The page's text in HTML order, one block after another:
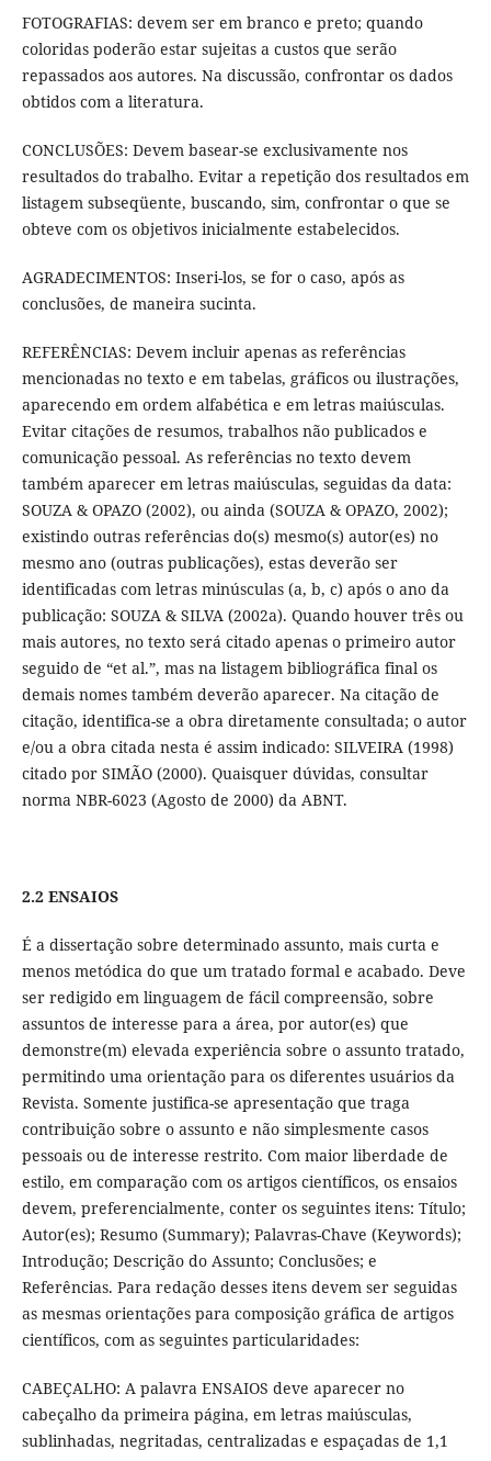
FOTOGRAFIAS: devem ser em branco e preto; quando
coloridas poderão estar sujeitas a custos que serão
repassados aos autores. Na discussão, confrontar os dados
obtidos com a literatura.
CONCLUSÕES: Devem basear-se exclusivamente nos
resultados do trabalho. Evitar a repetição dos resultados em
listagem subseqüente, buscando, sim, confrontar o que se
obteve com os objetivos inicialmente estabelecidos.
AGRADECIMENTOS: Inseri-los, se for o caso, após as
conclusões, de maneira sucinta.
REFERÊNCIAS: Devem incluir apenas as referências
mencionadas no texto e em tabelas, gráficos ou ilustrações,
aparecendo em ordem alfabética e em letras maiúsculas.
Evitar citações de resumos, trabalhos não publicados e
comunicação pessoal. As referências no texto devem
também aparecer em letras maiúsculas, seguidas da data:
SOUZA & OPAZO (2002), ou ainda (SOUZA & OPAZO, 2002);
existindo outras referências do(s) mesmo(s) autor(es) no
mesmo ano (outras publicações), estas deverão ser
identificadas com letras minúsculas (a, b, c) após o ano da
publicação: SOUZA & SILVA (2002a). Quando houver três ou
mais autores, no texto será citado apenas o primeiro autor
seguido de “et al.”, mas na listagem bibliográfica final os
demais nomes também deverão aparecer. Na citação de
citação, identifica-se a obra diretamente consultada; o autor
e/ou a obra citada nesta é assim indicado: SILVEIRA (1998)
citado por SIMÃO (2000). Quaisquer dúvidas, consultar
norma NBR-6023 (Agosto de 2000) da ABNT.
2.2 ENSAIOS
É a dissertação sobre determinado assunto, mais curta e
menos metódica do que um tratado formal e acabado. Deve
ser redigido em linguagem de fácil compreensão, sobre
assuntos de interesse para a área, por autor(es) que
demonstre(m) elevada experiência sobre o assunto tratado,
permitindo uma orientação para os diferentes usuários da
Revista. Somente justifica-se apresentação que traga
contribuição sobre o assunto e não simplesmente casos
pessoais ou de interesse restrito. Com maior liberdade de
estilo, em comparação com os artigos científicos, os ensaios
devem, preferencialmente, conter os seguintes itens: Título;
Autor(es); Resumo (Summary); Palavras-Chave (Keywords);
Introdução; Descrição do Assunto; Conclusões; e
Referências. Para redação desses itens devem ser seguidas
as mesmas orientações para composição gráfica de artigos
científicos, com as seguintes particularidades:
CABEÇALHO: A palavra ENSAIOS deve aparecer no
cabeçalho da primeira página, em letras maiúsculas,
sublinhadas, negritadas, centralizadas e espaçadas de 1,1